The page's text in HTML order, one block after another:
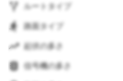
ルートタイプ
路面タイプ
起伏の多さ
信号機の多さ